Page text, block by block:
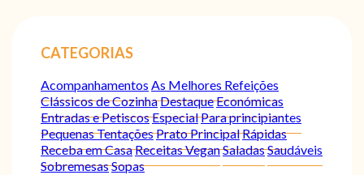
CATEGORIAS
Acompanhamentos As Melhores Refeições
Clássicos de CozinhaDestaqueEconómicas
Entradas e PetiscosEspecialPara principiantes
Pequenas TentaçõesPrato PrincipalRápidas
Receba em CasaReceitas VeganSaladasSaudáveis
SobremesasSopas